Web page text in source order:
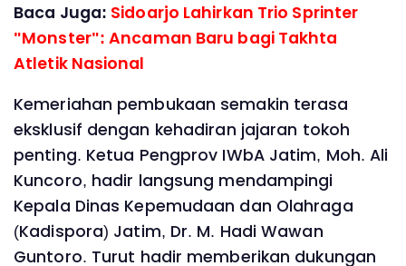
Baca Juga: Sidoarjo Lahirkan Trio Sprinter
"Monster": Ancaman Baru bagi Takhta
Atletik Nasional
Kemeriahan pembukaan semakin terasa
eksklusif dengan kehadiran jajaran tokoh
penting. Ketua Pengprov IWbA Jatim, Moh. Ali
Kuncoro, hadir langsung mendampingi
Kepala Dinas Kepemudaan dan Olahraga
(Kadispora) Jatim, Dr. M. Hadi Wawan
Guntoro. Turut hadir memberikan dukungan